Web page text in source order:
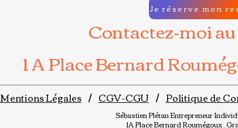
Contactez-moi au
1 A Place Bernard
Je réserve mon
Mentions Légales/ CGV-CGU/ Politique de
Sébastien PlétanEntrepreneur
1A Place Bernard Roumégoux ,